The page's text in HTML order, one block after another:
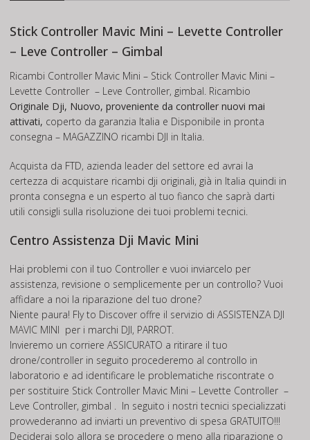
Stick Controller Mavic Mini – Levette Controller
– Leve Controller – Gimbal
Ricambi Controller Mavic Mini – Stick Controller Mavic Mini –
Levette Controller – Leve Controller, gimbal. Ricambio
Originale Dji, Nuovo, proveniente da controller nuovi mai
attivati, coperto da garanzia Italia e Disponibile in pronta
consegna – MAGAZZINO ricambi DJI in Italia.
Acquista da FTD, azienda leader del settore ed avrai la
certezza di acquistare ricambi dji originali, già in Italia quindi in
pronta consegna e un esperto al tuo fianco che saprà darti
utili consigli sulla risoluzione dei tuoi problemi tecnici.
Centro Assistenza Dji Mavic Mini
Hai problemi con il tuo Controller e vuoi inviarcelo per
assistenza, revisione o semplicemente per un controllo? Vuoi
affidare a noi la riparazione del tuo drone?
Niente paura! Fly to Discover offre il servizio di ASSISTENZA DJI
MAVIC MINI per i marchi DJI, PARROT.
Invieremo un corriere ASSICURATO a ritirare il tuo
drone/controller in seguito procederemo al controllo in
laboratorio e ad identificare le problematiche riscontrate o
per sostituire Stick Controller Mavic Mini – Levette Controller –
Leve Controller, gimbal . In seguito i nostri tecnici specializzati
provvederanno ad inviarti un preventivo di spesa GRATUITO!!!
Deciderai solo allora se procedere o meno alla riparazione o